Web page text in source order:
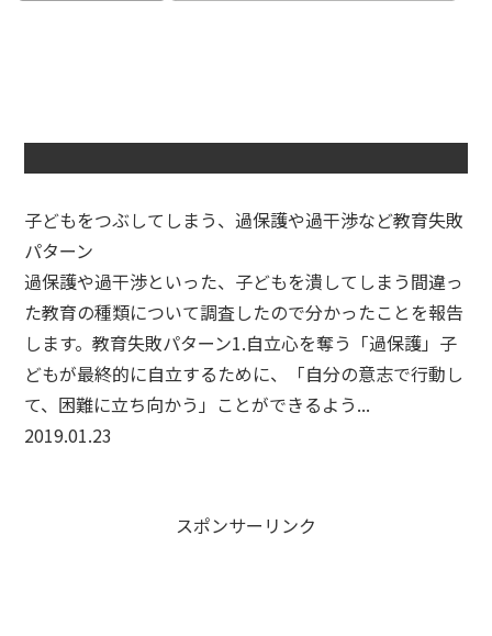
子どもをつぶしてしまう、過保護や過干渉など教育失敗
パターン
過保護や過干渉といった、子どもを潰してしまう間違っ
た教育の種類について調査したので分かったことを報告
します。教育失敗パターン1.自立心を奪う「過保護」子
どもが最終的に自立するために、「自分の意志で行動し
て、困難に立ち向かう」ことができるよう...
2019.01.23
スポンサーリンク